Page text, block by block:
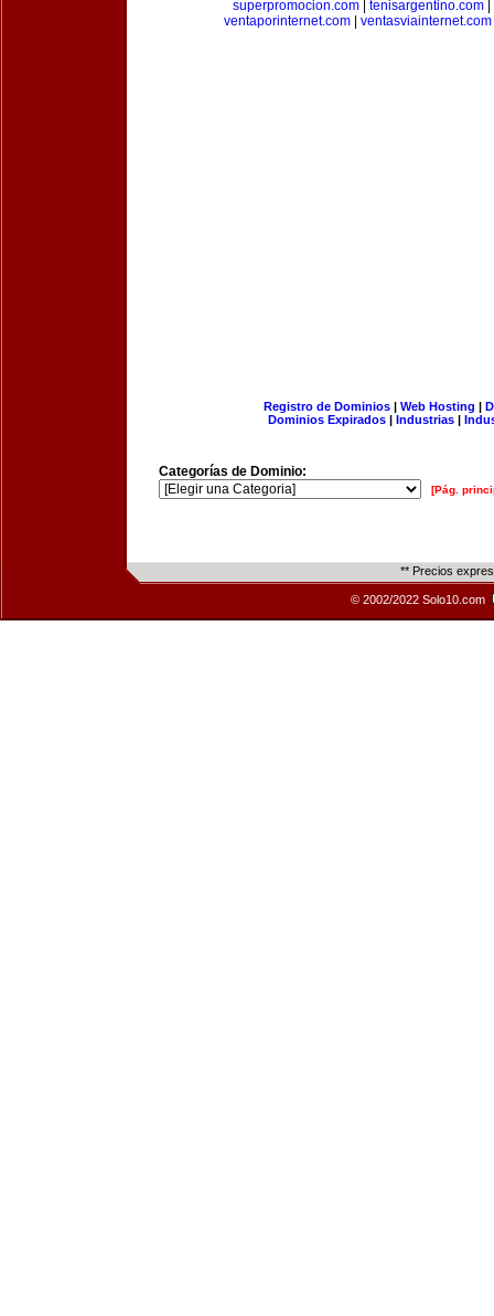
superpromocion.com
tenisargentino.com
ventaporinternet.com
ventasviainternet.com
Registro de Dominios| Web Hosting |
Dominios Expirados | Industrias |
Categorías de Dominio:
[Pág.
** Precios
© 2002/2022 Solo10.com